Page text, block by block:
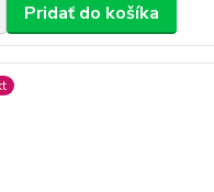
Pridať do košíka